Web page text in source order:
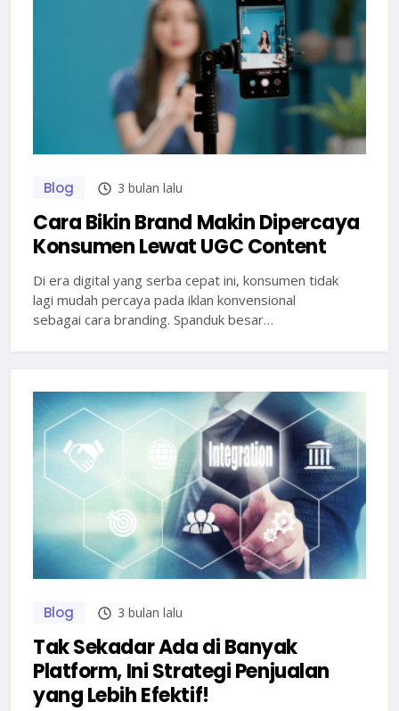
Blog 3 bulan lalu
Cara Bikin Brand Makin Dipercaya
Konsumen Lewat UGC Content
Di era digital yang serba cepat ini, konsumen tidak
lagi mudah percaya pada iklan konvensional
sebagai cara branding. Spanduk besar…
Blog 3 bulan lalu
Tak Sekadar Ada di Banyak
Platform, Ini Strategi Penjualan
yang Lebih Efektif!